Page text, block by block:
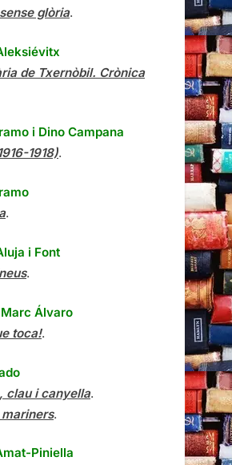
glòria.
de Txernòbil. Crònica
i Dino Campana
1918).
.
i Font
.
Álvaro
toca!.
clau i canyella.
.
Piniella